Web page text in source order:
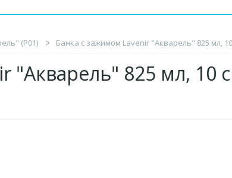
(P01) Банка с зажимом Lavenir "Акварель" 825 мл,
"Акварель" 825 мл, 10